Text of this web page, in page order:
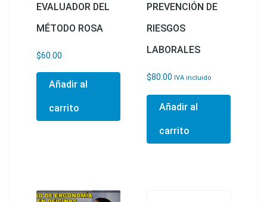
EVALUADOR DEL
MÉTODO ROSA
$60.00
Añadir al
carrito
PREVENCIÓN DE
RIESGOS
LABORALES
$80.00 IVA incluido
Añadir al
carrito